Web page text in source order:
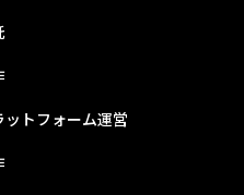
ットフォーム運営